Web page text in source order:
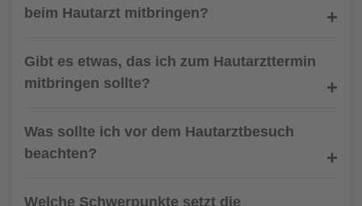
beim Hautarzt mitbringen?
Gibt es etwas, das ich zum Hautarzttermin
mitbringen sollte?
Was sollte ich vor dem Hautarztbesuch
beachten?
Welche Schwerpunkte setzt die